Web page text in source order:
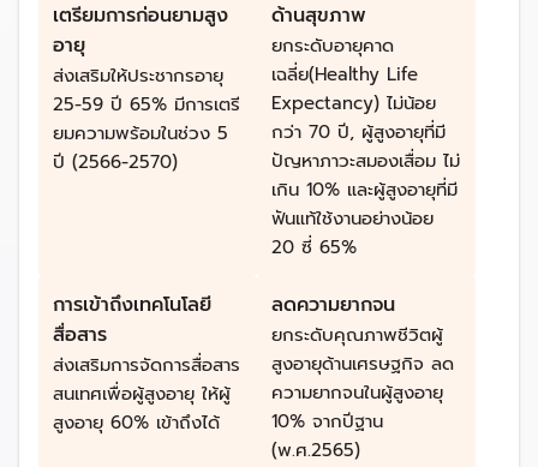
ด้านการคลังภาครัฐ ทั้งรายรับจากภาษีที่มีแนวโน้มลดลง
จากประชากรวัยแรงงานที่ลดลง และรายจ่ายโดยเฉพาะด้าน
สวัสดิการสังคมที่มีแนวโน้มสูงขึ้นตามจำนวนประชากรสูง
ด้านการศึกษาที่ประชากรวัยเรียนลดลงเหลือเพียงไม่ถึง 1
แนวโน้มการขยายตัวของเขตเมืองก่อให้เกิดปัญหาชุมชน
แออัด มลพิษ ขยะมูลฝอย
รัฐบาลต้องเตรียมตัวอ่างไร
การเปลี่ยนแปลงโครงสร้างประชากรของไทยเข้าสู่สังคมผู้
เตรียมการก่อนยามสูง
อายุ
ส่งเสริมให้ประชากรอายุ
25-59 ปี 65% มีการเตรี
ยมความพร้อมในช่วง 5
ปี (2566-2570)
ด้านสุขภาพ
ยกระดับอายุคาด
เฉลี่ย(Healthy Life
Expectancy) ไม่น้อย
กว่า 70 ปี, ผู้สูงอายุที่มี
ปัญหาภาวะสมองเสื่อม ไม่
เกิน 10% และผู้สูงอายุที่มี
ฟันแท้ใช้งานอย่างน้อย
20 ซี่ 65%
การเข้าถึงเทคโนโลยี
สื่อสาร
ส่งเสริมการจัดการสื่อสาร
สนเทศเพื่อผู้สูงอายุ ให้ผู้
สูงอายุ 60% เข้าถึงได้
ลดความยากจน
ยกระดับคุณภาพชีวิตผู้
สูงอายุด้านเศรษฐกิจ ลด
ความยากจนในผู้สูงอายุ
10% จากปีฐาน
(พ.ศ.2565)